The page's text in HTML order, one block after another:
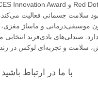
سلامت جسمانی فعالیت
موسیقی‌درمانی و ماساژ مغزی،
صندلی‌های بادی‌فرند
سلامت و تجربه‌ای لوکس در
با ما در ارتباط باشید